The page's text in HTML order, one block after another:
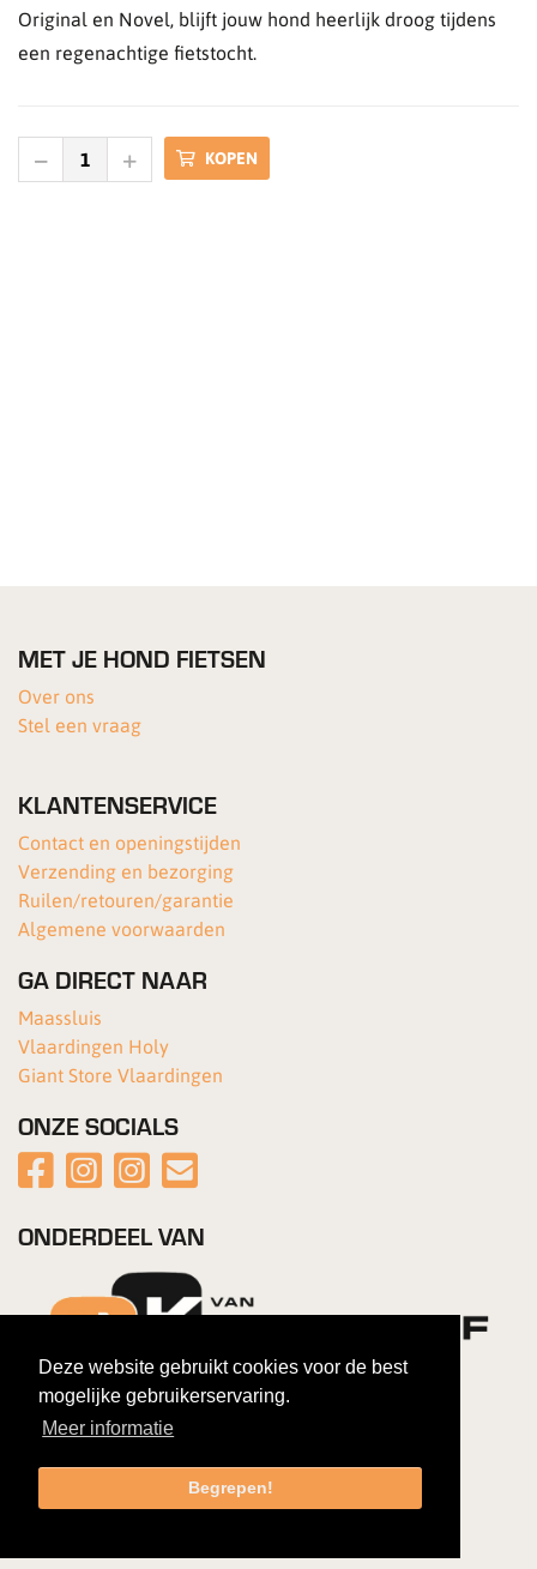
Deze website gebruikt cookies voor de best
mogelijke gebruikerservaring.
Meer informatie
Begrepen!
Original en Novel, blijft jouw hond heerlijk droog tijdens
een regenachtige fietstocht.
KOPEN
MET JE HOND FIETSEN
Over ons
Stel een vraag
KLANTENSERVICE
Contact en openingstijden
Verzending en bezorging
Ruilen/retouren/garantie
Algemene voorwaarden
GA DIRECT NAAR
Maassluis
Vlaardingen Holy
Giant Store Vlaardingen
ONZE SOCIALS
ONDERDEEL VAN
Copyright 2026 Van Kortenhof Fietsen